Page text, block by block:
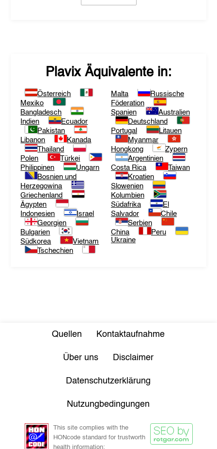
PlavixÄquivalente in:
Österreich
Mexiko
Bangladesch
Indien
Ecuador
Pakistan
Libanon
Kanada
Thailand
Polen
Türkei
Philippinen
Ungarn
Bosnien und
Herzegowina
Griechenland
Ägypten
Indonesien
Israel
Georgien
Bulgarien
Südkorea
Vietnam
Tschechien
Malta
Russische
Föderation
Spanien
Australien
Deutschland
Portugal
Litauen
Myanmar
Hongkong
Zypern
Argentinien
Costa Rica
Taiwan
Kroatien
Slowenien
Kolumbien
Südafrika
El
Salvador
Chile
Serbien
China
Peru
Ukraine
Quellen Kontaktaufnahme
Über uns Disclaimer
Datenschutzerklärung
Nutzungbedingungen
This site complies with the
HONcode standard for trustworth
health information: